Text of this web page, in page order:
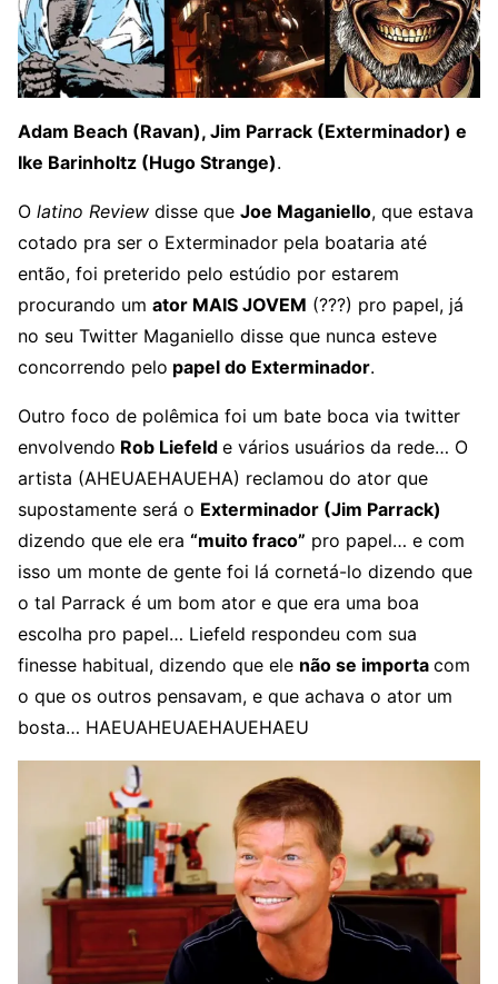
Adam Beach (Ravan), Jim Parrack (Exterminador) e
Ike Barinholtz (Hugo Strange).
O latino Review disse que Joe Maganiello, que estava
cotado pra ser o Exterminador pela boataria até
então, foi preterido pelo estúdio por estarem
procurando um ator MAIS JOVEM (???) pro papel, já
no seu Twitter Maganiello disse que nunca esteve
concorrendo pelo papel do Exterminador.
Outro foco de polêmica foi um bate boca via twitter
envolvendo Rob Liefeld e vários usuários da rede… O
artista (AHEUAEHAUEHA) reclamou do ator que
supostamente será o Exterminador (Jim Parrack)
dizendo que ele era “muito fraco” pro papel… e com
isso um monte de gente foi lá cornetá-lo dizendo que
o tal Parrack é um bom ator e que era uma boa
escolha pro papel… Liefeld respondeu com sua
finesse habitual, dizendo que ele não se importa com
o que os outros pensavam, e que achava o ator um
bosta… HAEUAHEUAEHAUEHAEU